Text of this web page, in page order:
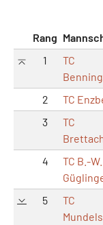
Rang
1
TC
2 TC
3
TC
4
TC B.-W.
5
TC